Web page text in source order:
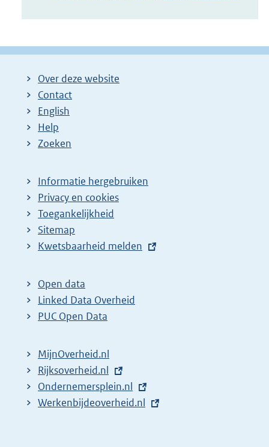
Over deze website
Contact
English
Help
Zoeken
Informatie hergebruiken
Privacy en cookies
Toegankelijkheid
Sitemap
E
t
e
r
l
i
n
k
Kwetsbaarheid melden
Open data
Linked Data Overheid
PUC Open Data
MijnOverheid.nl
E
x
t
Rijksoverheid.nl
E
x
Ondernemersplein.nl
E
Werkenbijdeoverheid.nl